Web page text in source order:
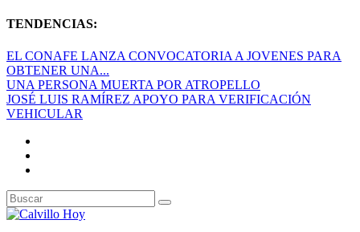
TENDENCIAS:
EL CONAFE LANZA CONVOCATORIA A JOVENES PARA
OBTENER UNA...
UNA PERSONA MUERTA POR ATROPELLO
JOSÉ LUIS RAMÍREZ APOYO PARA VERIFICACIÓN
VEHICULAR